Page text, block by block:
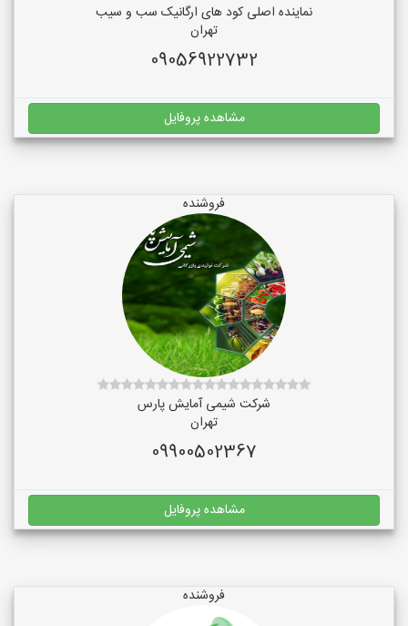
نماینده اصلی کود های ارگانیک سب و سیب
تهران
09056922732
مشاهده پروفایل
فروشنده
شرکت شیمی آمایش پارس
تهران
09900502367
مشاهده پروفایل
فروشنده